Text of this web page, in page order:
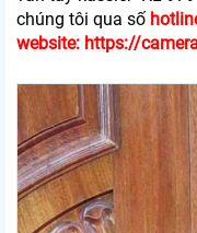
chúng tôi qua số
website: https://